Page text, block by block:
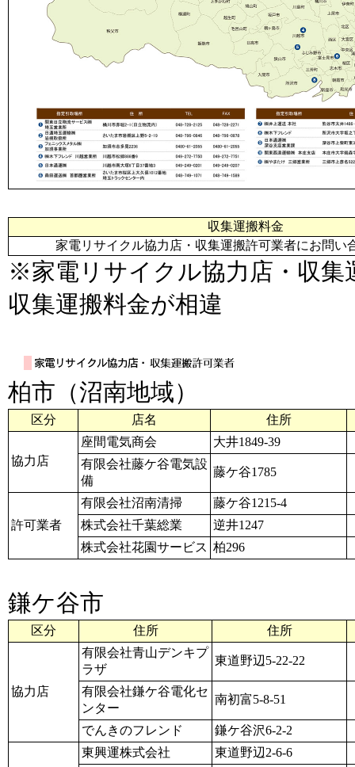
収集運搬料金
家電リサイクル協力店・収集運搬許可業者にお問い
※家電リサイクル協力店・収集
収集運搬料金が相違
柏市（沼南地域）
区分 店名 住所
協力店
座間電気商会
大井1849-39
有限会社藤ケ谷電気設
備
藤ケ谷1785
許可業者
有限会社沼南清掃
藤ケ谷1215-4
株式会社千葉総業
逆井1247
株式会社花園サービス 柏296
鎌ケ谷市
区分 住所 住所
協力店
有限会社青山デンキプ
ラザ
東道野辺5-22-22
有限会社鎌ケ谷電化セ
ンター
南初富5-8-51
でんきのフレンド 鎌ケ谷沢6-2-2
東興運株式会社
東道野辺2-6-6